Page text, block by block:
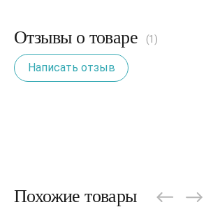
Отзывы о товаре (1)
Написать отзыв
Похожие товары